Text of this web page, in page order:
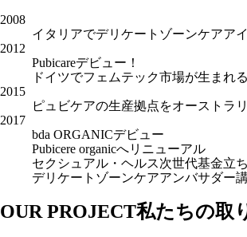
2008
イタリアでデリケートゾーンケアア
2012
Pubicareデビュー！
ドイツでフェムテック市場が生まれる
2015
ピュビケアの生産拠点をオーストラ
2017
bda ORGANICデビュー
Pubicere organicへリニューアル
セクシュアル・ヘルス次世代基金立
デリケートゾーンケアアンバサダー
OUR PROJECT私たちの取